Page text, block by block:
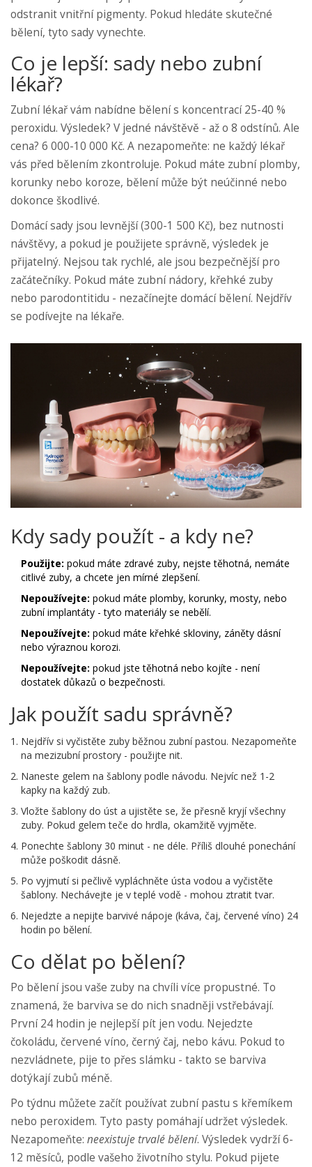
odstranit vnitřní pigmenty. Pokud hledáte skutečné
bělení, tyto sady vynechte.
Co je lepší: sady nebo zubní
lékař?
Zubní lékař vám nabídne bělení s koncentrací 25-40 %
peroxidu. Výsledek? V jedné návštěvě - až o 8 odstínů. Ale
cena? 6 000-10 000 Kč. A nezapomeňte: ne každý lékař
vás před bělením zkontroluje. Pokud máte zubní plomby,
korunky nebo koroze, bělení může být neúčinné nebo
dokonce škodlivé.
Domácí sady jsou levnější (300-1 500 Kč), bez nutnosti
návštěvy, a pokud je použijete správně, výsledek je
přijatelný. Nejsou tak rychlé, ale jsou bezpečnější pro
začátečníky. Pokud máte zubní nádory, křehké zuby
nebo parodontitidu - nezačínejte domácí bělení. Nejdřív
se podívejte na lékaře.
Kdy sady použít - a kdy ne?
Použijte: pokud máte zdravé zuby, nejste těhotná, nemáte
citlivé zuby, a chcete jen mírné zlepšení.
Nepoužívejte: pokud máte plomby, korunky, mosty, nebo
zubní implantáty - tyto materiály se nebělí.
Nepoužívejte: pokud máte křehké skloviny, záněty dásní
nebo výraznou korozi.
Nepoužívejte: pokud jste těhotná nebo kojíte - není
dostatek důkazů o bezpečnosti.
Jak použít sadu správně?
Nejdřív si vyčistěte zuby běžnou zubní pastou. Nezapomeňte
na mezizubní prostory - použijte nit.
Naneste gelem na šablony podle návodu. Nejvíc než 1-2
kapky na každý zub.
Vložte šablony do úst a ujistěte se, že přesně kryjí všechny
zuby. Pokud gelem teče do hrdla, okamžitě vyjměte.
Ponechte šablony 30 minut - ne déle. Příliš dlouhé ponechání
může poškodit dásně.
Po vyjmutí si pečlivě vypláchněte ústa vodou a vyčistěte
šablony. Nechávejte je v teplé vodě - mohou ztratit tvar.
Nejedzte a nepijte barvivé nápoje (káva, čaj, červené víno) 24
hodin po bělení.
Co dělat po bělení?
Po bělení jsou vaše zuby na chvíli více propustné. To
znamená, že barviva se do nich snadněji vstřebávají.
První 24 hodin je nejlepší pít jen vodu. Nejedzte
čokoládu, červené víno, černý čaj, nebo kávu. Pokud to
nezvládnete, pije to přes slámku - takto se barviva
dotýkají zubů méně.
Po týdnu můžete začít používat zubní pastu s křemíkem
nebo peroxidem. Tyto pasty pomáhají udržet výsledek.
Nezapomeňte: neexistuje trvalé bělení. Výsledek vydrží 6-
12 měsíců, podle vašeho životního stylu. Pokud pijete